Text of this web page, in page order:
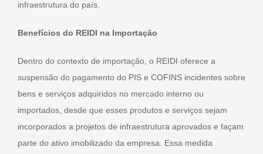
infraestrutura do país.
Benefícios do REIDI na Importação
Dentro do contexto de importação, o REIDI oferece a
suspensão do pagamento do PIS e COFINS incidentes sobre
bens e serviços adquiridos no mercado interno ou
importados, desde que esses produtos e serviços sejam
incorporados a projetos de infraestrutura aprovados e façam
parte do ativo imobilizado da empresa. Essa medida